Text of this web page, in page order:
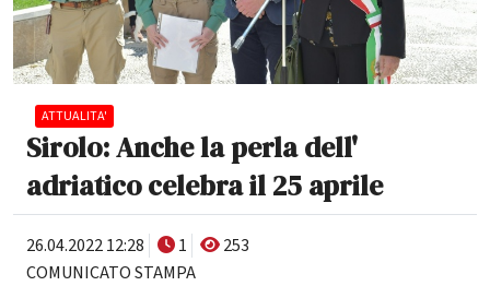
ATTUALITA'
Sirolo: Anche la perla dell'
adriatico celebra il 25 aprile
26.04.2022 12:28 1
253
COMUNICATO STAMPA